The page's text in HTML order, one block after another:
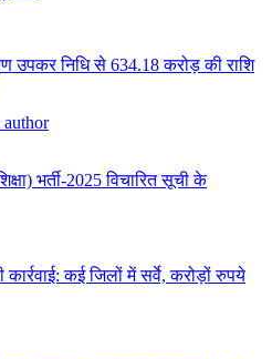
उपकर निधि से 634.18 करोड़ की राशि
भर्ती-2025 विचारित सूची के
कार्रवाई: कई जिलों में सर्वे, करोड़ों रुपये